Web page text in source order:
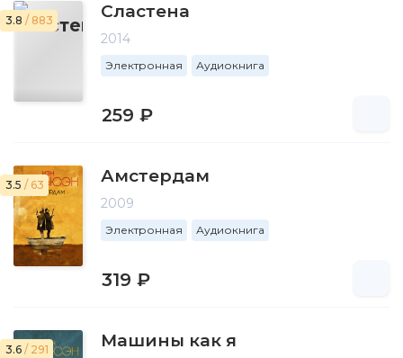
3.8 / 883 Сластена
2014
Электронная Аудиокнига
259 ₽
3.5 / 63 Амстердам
2009
Электронная Аудиокнига
319 ₽
3.6 / 291 Машины как я